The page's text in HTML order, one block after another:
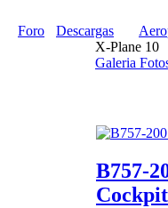
Foro Descargas
X-Plane 10
Galeria
B757-
Cockpit